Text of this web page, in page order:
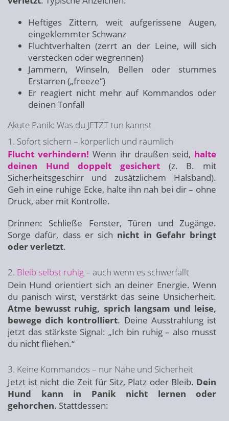
Heftiges Zittern, weit aufgerissene Augen,
eingeklemmter Schwanz
Fluchtverhalten (zerrt an der Leine, will sich
verstecken oder wegrennen)
Jammern, Winseln, Bellen oder stummes
Erstarren („freeze“)
Er reagiert nicht mehr auf Kommandos oder
deinen Tonfall
Akute Panik: Was du JETZT tun kannst
1. Sofort sichern – körperlich und räumlich
Flucht verhindern! Wenn ihr draußen seid, halte
deinen Hund doppelt gesichert (z. B. mit
Sicherheitsgeschirr und zusätzlichem Halsband).
Geh in eine ruhige Ecke, halte ihn nah bei dir – ohne
Druck, aber mit Kontrolle.
Drinnen: Schließe Fenster, Türen und Zugänge.
Sorge dafür, dass er sich nicht in Gefahr bringt
oder verletzt.
2. Bleib selbst ruhig– auch wenn es schwerfällt
Dein Hund orientiert sich an deiner Energie. Wenn
du panisch wirst, verstärkt das seine Unsicherheit.
Atme bewusst ruhig, sprich langsam und leise,
bewege dich kontrolliert. Deine Ausstrahlung ist
jetzt das stärkste Signal: „Ich bin ruhig – also musst
du nicht fliehen.“
3. Keine Kommandos – nur Nähe und Sicherheit
Jetzt ist nicht die Zeit für Sitz, Platz oder Bleib. Dein
Hund kann in Panik nicht lernen oder
gehorchen. Stattdessen: